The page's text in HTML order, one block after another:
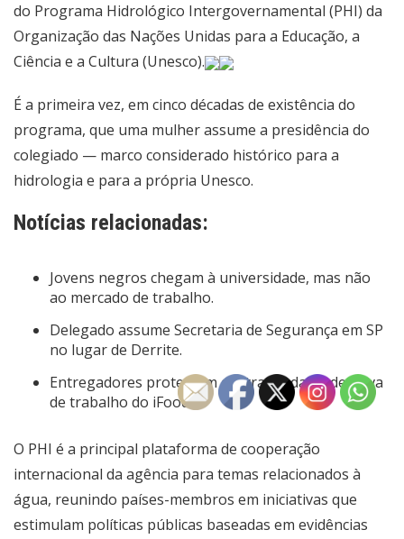
do Programa Hidrológico Intergovernamental (PHI) da
Organização das Nações Unidas para a Educação, a
Ciência e a Cultura (Unesco).
É a primeira vez, em cinco décadas de existência do
programa, que uma mulher assume a presidência do
colegiado — marco considerado histórico para a
hidrologia e para a própria Unesco.
Notícias relacionadas:
Jovens negros chegam à universidade, mas não
ao mercado de trabalho.
Delegado assume Secretaria de Segurança em SP
no lugar de Derrite.
Entregadores protestam contra modalidade nova
de trabalho do iFood.
O PHI é a principal plataforma de cooperação
internacional da agência para temas relacionados à
água, reunindo países-membros em iniciativas que
estimulam políticas públicas baseadas em evidências